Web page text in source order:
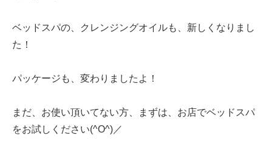
ベッドスパの、クレンジングオイルも、新しくなりまし
た！
パッケージも、変わりましたよ！
まだ、お使い頂いてない方、まずは、お店でベッドスパ
をお試しください(^O^)／